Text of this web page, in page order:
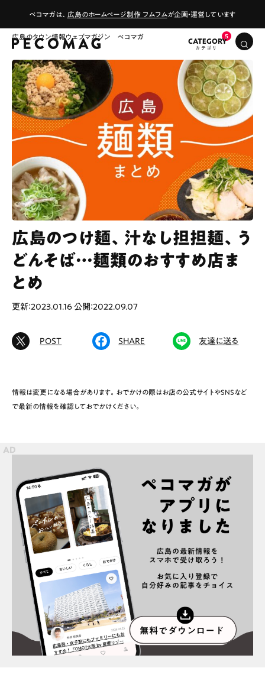
ペコマガは、 広島のホームページ制作 フムフムが企画・運営しています
広島のタウン情報ウェブマガジン ペコマガ
CATEGORY
# ファミリーにおすすめ # 女子旅におすすめ
Outing
ペコマガとは 運営会社
スポット情報 広告掲載について
プライバシーポリシー インフォマティブデータポリシー
お問合せ 利用規約
広島のつけ麺、汁なし担担麺、う
どんそば…麺類のおすすめ店ま
とめ
更新：2023.01.16 公開：2022.09.07
POST SHARE 友達に送る
情報は変更になる場合があります。おでかけの際はお店の公式サイトやSNSなど
で最新の情報を確認しておでかけください。